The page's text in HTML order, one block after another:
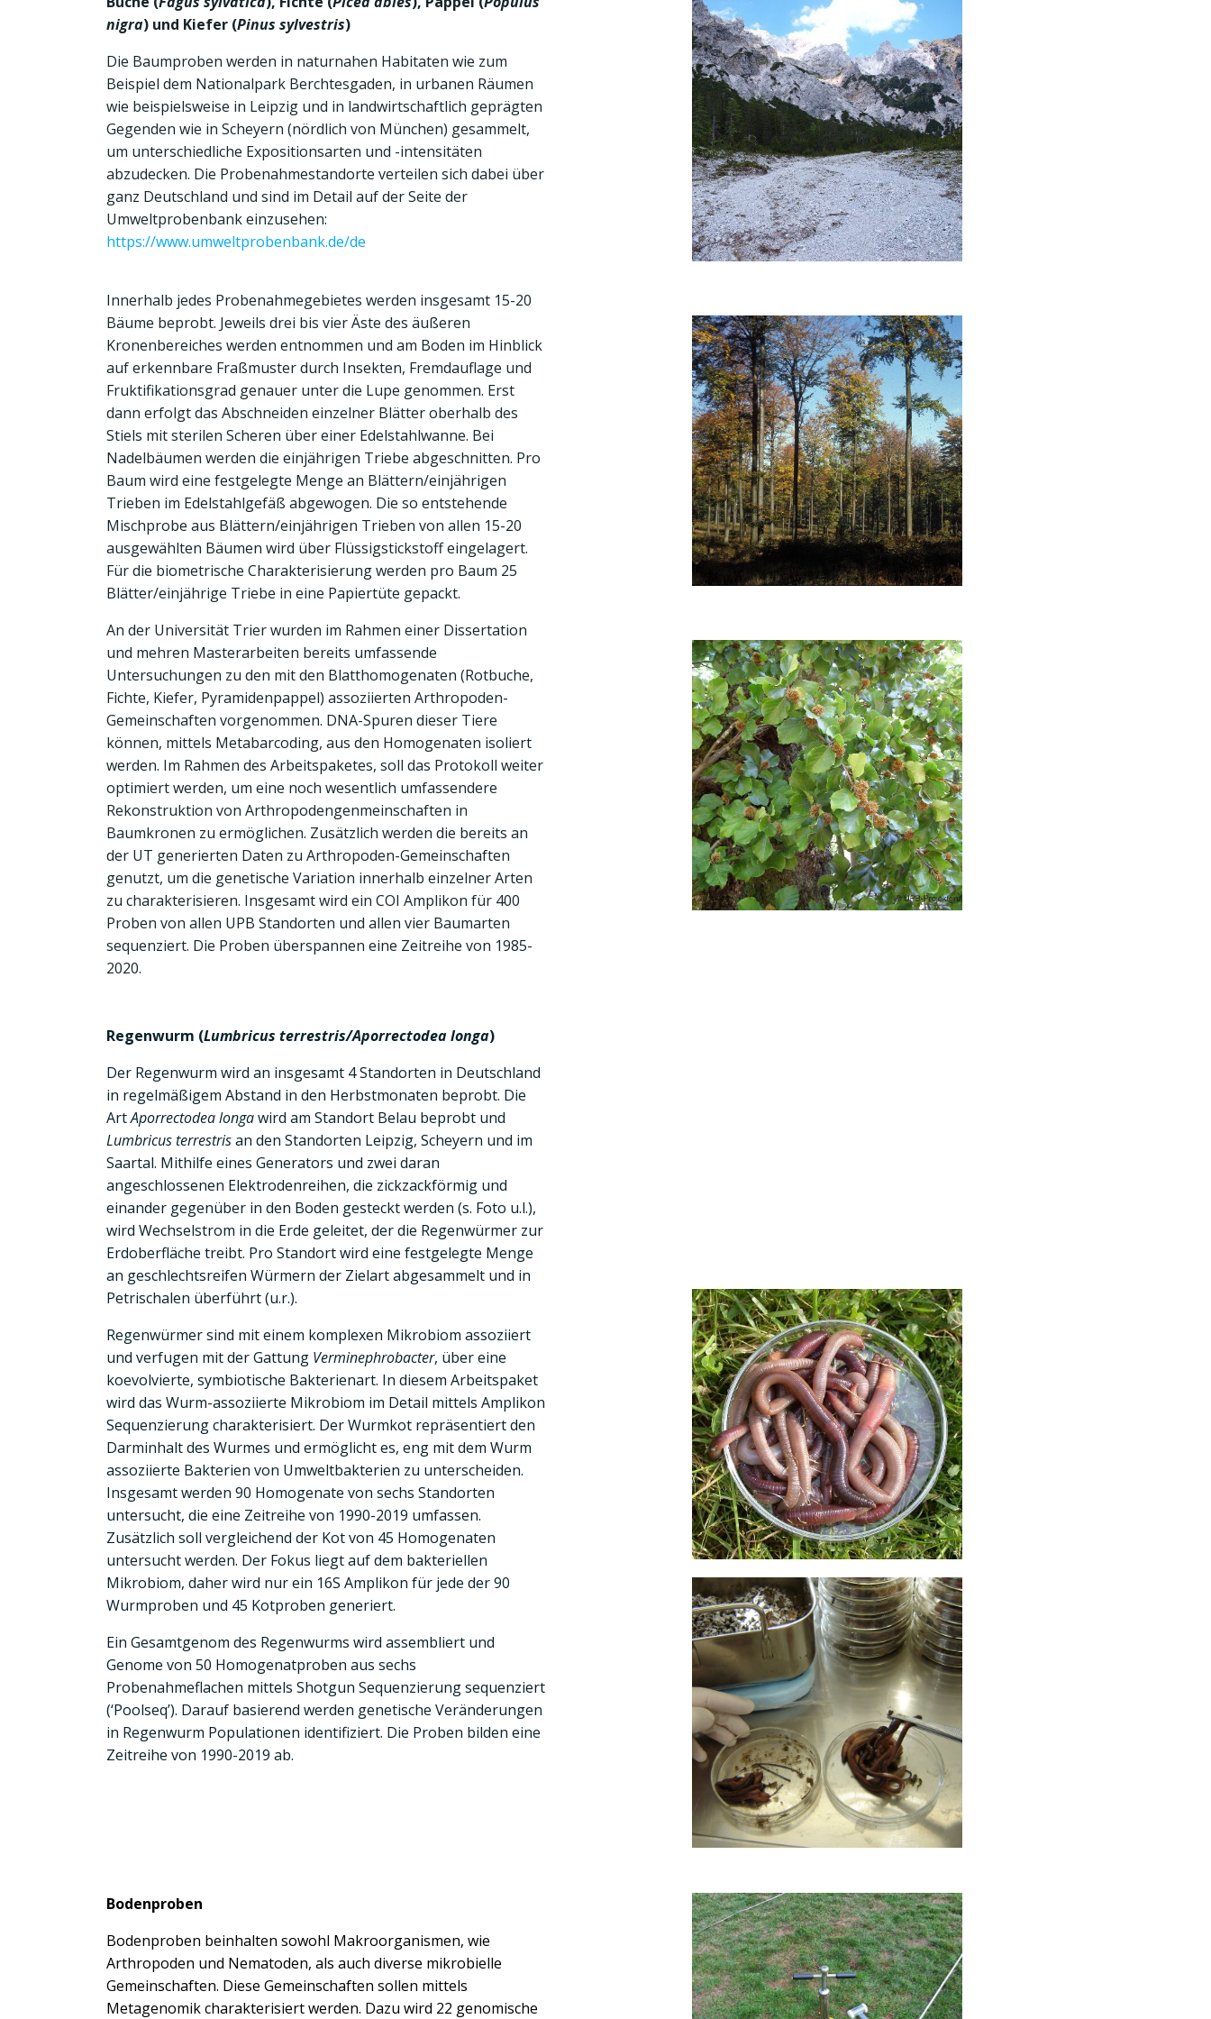
nigra) und Kiefer (Pinus sylvestris)
Die Baumproben werden in naturnahen Habitaten wie zum
Beispiel dem Nationalpark Berchtesgaden, in urbanen Räumen
wie beispielsweise in Leipzig und in landwirtschaftlich geprägten
Gegenden wie in Scheyern (nördlich von München) gesammelt,
um unterschiedliche Expositionsarten und -intensitäten
abzudecken. Die Probenahmestandorte verteilen sich dabei über
ganz Deutschland und sind im Detail auf der Seite der
Umweltprobenbank einzusehen:
https://www.umweltprobenbank.de/de
Innerhalb jedes Probenahmegebietes werden insgesamt 15-20
Bäume beprobt. Jeweils drei bis vier Äste des äußeren
Kronenbereiches werden entnommen und am Boden im Hinblick
auf erkennbare Fraßmuster durch Insekten, Fremdauflage und
Fruktifikationsgrad genauer unter die Lupe genommen. Erst
dann erfolgt das Abschneiden einzelner Blätter oberhalb des
Stiels mit sterilen Scheren über einer Edelstahlwanne. Bei
Nadelbäumen werden die einjährigen Triebe abgeschnitten. Pro
Baum wird eine festgelegte Menge an Blättern/einjährigen
Trieben im Edelstahlgefäß abgewogen. Die so entstehende
Mischprobe aus Blättern/einjährigen Trieben von allen 15-20
ausgewählten Bäumen wird über Flüssigstickstoff eingelagert.
Für die biometrische Charakterisierung werden pro Baum 25
Blätter/einjährige Triebe in eine Papiertüte gepackt.
An der Universität Trier wurden im Rahmen einer Dissertation
und mehren Masterarbeiten bereits umfassende
Untersuchungen zu den mit den Blatthomogenaten (Rotbuche,
Fichte, Kiefer, Pyramidenpappel) assoziierten Arthropoden-
Gemeinschaften vorgenommen. DNA-Spuren dieser Tiere
können, mittels Metabarcoding, aus den Homogenaten isoliert
werden. Im Rahmen des Arbeitspaketes, soll das Protokoll weiter
optimiert werden, um eine noch wesentlich umfassendere
Rekonstruktion von Arthropodengenmeinschaften in
Baumkronen zu ermöglichen. Zusätzlich werden die bereits an
der UT generierten Daten zu Arthropoden-Gemeinschaften
genutzt, um die genetische Variation innerhalb einzelner Arten
zu charakterisieren. Insgesamt wird ein COI Amplikon für 400
Proben von allen UPB Standorten und allen vier Baumarten
sequenziert. Die Proben überspannen eine Zeitreihe von 1985-
2020.
Regenwurm (Lumbricus terrestris/Aporrectodea longa)
Der Regenwurm wird an insgesamt 4 Standorten in Deutschland
in regelmäßigem Abstand in den Herbstmonaten beprobt. Die
ArtAporrectodea longawird am Standort Belau beprobt und
Lumbricus terrestrisan den Standorten Leipzig, Scheyern und im
Saartal. Mithilfe eines Generators und zwei daran
angeschlossenen Elektrodenreihen, die zickzackförmig und
einander gegenüber in den Boden gesteckt werden (s. Foto u.l.),
wird Wechselstrom in die Erde geleitet, der die Regenwürmer zur
Erdoberfläche treibt. Pro Standort wird eine festgelegte Menge
an geschlechtsreifen Würmern der Zielart abgesammelt und in
Petrischalen überführt (u.r.).
Regenwürmer sind mit einem komplexen Mikrobiom assoziiert
und verfugen mit der Gattung Verminephrobacter, über eine
koevolvierte, symbiotische Bakterienart. In diesem Arbeitspaket
wird das Wurm-assoziierte Mikrobiom im Detail mittels Amplikon
Sequenzierung charakterisiert. Der Wurmkot repräsentiert den
Darminhalt des Wurmes und ermöglicht es, eng mit dem Wurm
assoziierte Bakterien von Umweltbakterien zu unterscheiden.
Insgesamt werden 90 Homogenate von sechs Standorten
untersucht, die eine Zeitreihe von 1990-2019 umfassen.
Zusätzlich soll vergleichend der Kot von 45 Homogenaten
untersucht werden. Der Fokus liegt auf dem bakteriellen
Mikrobiom, daher wird nur ein 16S Amplikon für jede der 90
Wurmproben und 45 Kotproben generiert.
Ein Gesamtgenom des Regenwurms wird assembliert und
Genome von 50 Homogenatproben aus sechs
Probenahmeflachen mittels Shotgun Sequenzierung sequenziert
(‘Poolseq’). Darauf basierend werden genetische Veränderungen
in Regenwurm Populationen identifiziert. Die Proben bilden eine
Zeitreihe von 1990-2019 ab.
Bodenproben
Bodenproben beinhalten sowohl Makroorganismen, wie
Arthropoden und Nematoden, als auch diverse mikrobielle
Gemeinschaften. Diese Gemeinschaften sollen mittels
Metagenomik charakterisiert werden. Dazu wird 22 genomische